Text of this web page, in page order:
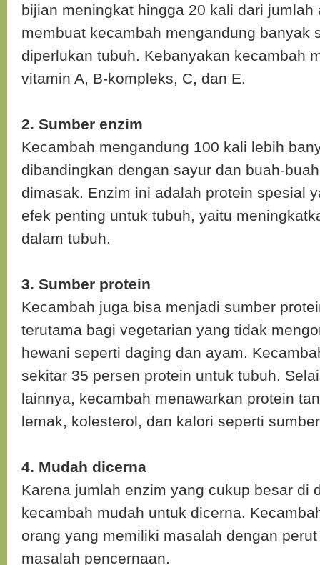
bijian meningkat hingga 20 kali dari jumlah
membuat kecambah mengandung banyak
diperlukan tubuh. Kebanyakan kecambah
vitamin A, B-kompleks, C, dan E.
2. Sumber enzim
Kecambah mengandung 100 kali lebih
dibandingkan dengan sayur dan buah-
dimasak. Enzim ini adalah protein spesial
efek penting untuk tubuh, yaitu
dalam tubuh.
3. Sumber protein
Kecambah juga bisa menjadi sumber
terutama bagi vegetarian yang tidak
hewani seperti daging dan ayam.
sekitar 35 persen protein untuk tubuh.
lainnya, kecambah menawarkan protein
lemak, kolesterol, dan kalori seperti
4. Mudah dicerna
Karena jumlah enzim yang cukup besar di
kecambah mudah untuk dicerna.
orang yang memiliki masalah dengan
masalah pencernaan.